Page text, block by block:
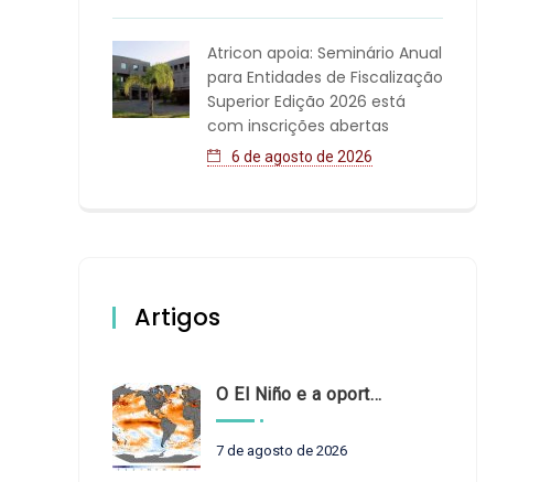
Atricon apoia: Seminário Anual
para Entidades de Fiscalização
Superior Edição 2026 está
com inscrições abertas
6 de agosto de 2026
Artigos
O El Niño e a oportunidade de fortalecer o controle externo das políticas climáticas
7 de agosto de 2026